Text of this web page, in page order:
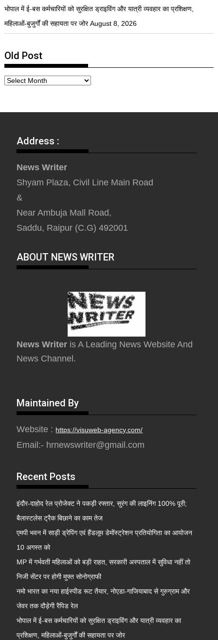
भोपाल में ई-बस कर्मचारियों को सुरक्षित ड्राइविंग और यात्री व्यवहार का प्रशिक्षण,
महिलाओं-बुजुर्गों की सहायता पर जोर August 8, 2026
Old Post
Address :
News Writer
Shyam Plaza, Civil Line Main Road
&
Near Ambuja Mall Road,
Saddu, Raipur (C.G) 492001
ABOUT NEWS WRITER
News Writer is A Leading News Website And
News Channel.
Maintained By
Website : https://visuweb-agency.com/
Email:- hrnewswriter@gmail.com
Recent Posts
इंदौर-दाहोद रेल प्रोजेक्ट ने पकड़ी रफ्तार, सुरंग की लाइनिंग 100% पूरी;
बैलास्टलेस ट्रैक बिछाने का काम तेज
एमपी भवन में साड़ी ड्रेपिंग एवं हैंडलूम डेमोंस्ट्रेशन प्रतियोगिता का आयोजन
10 अगस्त को
MP में गर्भवती महिलाओं को बड़ी राहत, सरकारी अस्पताल में सुविधा नहीं तो
निजी सेंटर पर होगी मुफ्त सोनोग्राफी
नमो भारत का नया हाईस्पीड रूट तैयार, नोएडा-गाजियाबाद से गुरुग्राम और
जेवर तक दौड़ेगी रैपिड रेल
भोपाल में ई-बस कर्मचारियों को सुरक्षित ड्राइविंग और यात्री व्यवहार का
प्रशिक्षण, महिलाओं-बुजुर्गों की सहायता पर जोर